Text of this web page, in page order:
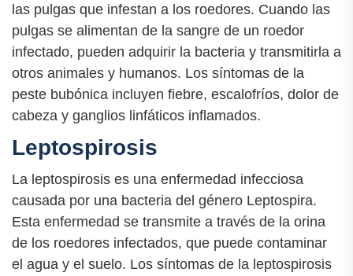
las pulgas que infestan a los roedores. Cuando las
pulgas se alimentan de la sangre de un roedor
infectado, pueden adquirir la bacteria y transmitirla a
otros animales y humanos. Los síntomas de la
peste bubónica incluyen fiebre, escalofríos, dolor de
cabeza y ganglios linfáticos inflamados.
Leptospirosis
La leptospirosis es una enfermedad infecciosa
causada por una bacteria del género Leptospira.
Esta enfermedad se transmite a través de la orina
de los roedores infectados, que puede contaminar
el agua y el suelo. Los síntomas de la leptospirosis